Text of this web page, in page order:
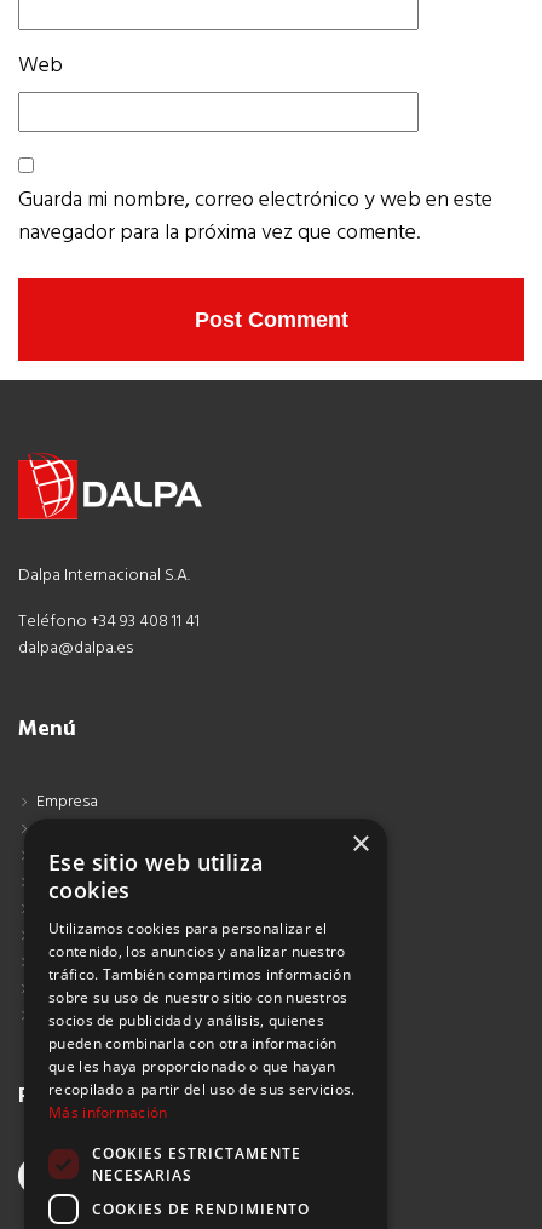
Web
Guarda mi nombre, correo electrónico y web en este
navegador para la próxima vez que comente.
Dalpa Internacional S.A.
Teléfono +34 93 408 11 41
dalpa@dalpa.es
Menú
Empresa
Blog
Aviso Legal
Política de Privacidad
Política de Cookies
Política de Privacidad Redes Sociales
Suscribirse al Newsletter
Redes sociales
×
Ese sitio web utiliza
cookies
Utilizamos cookies para personalizar el
contenido, los anuncios y analizar nuestro
tráfico. También compartimos información
sobre su uso de nuestro sitio con nuestros
socios de publicidad y análisis, quienes
pueden combinarla con otra información
que les haya proporcionado o que hayan
recopilado a partir del uso de sus servicios.
Más información
COOKIES ESTRICTAMENTE
NECESARIAS
COOKIES DE RENDIMIENTO